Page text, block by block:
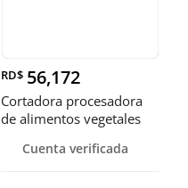
RD$ 56,172
Cortadora procesadora
de alimentos vegetales
Cuenta verificada